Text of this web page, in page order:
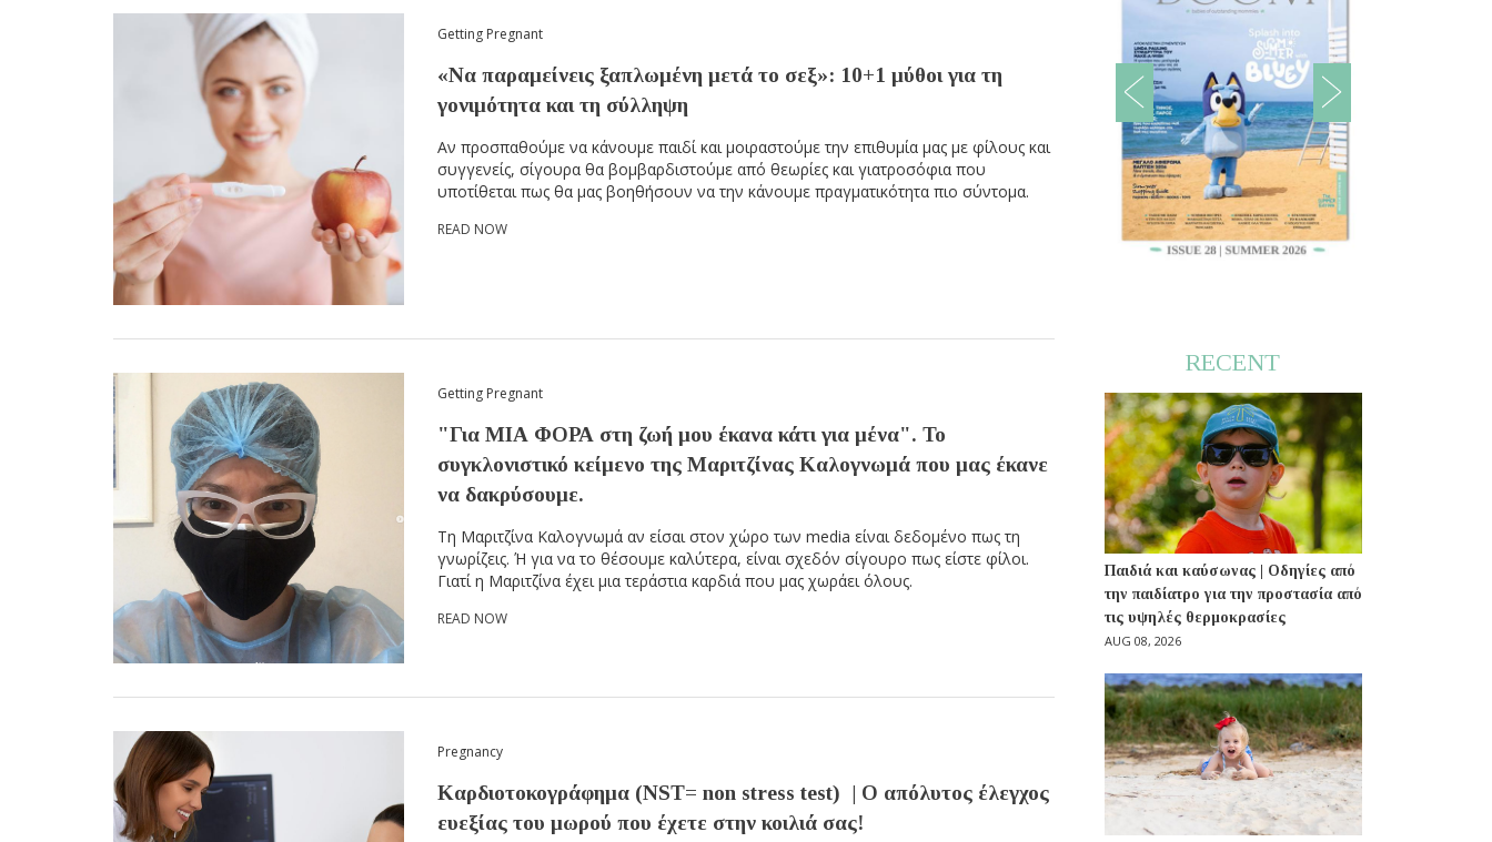
Getting Pregnant
«Να παραμείνεις ξαπλωμένη μετά το σεξ»: 10+1 μύθοι για τη
γονιμότητα και τη σύλληψη
Αν προσπαθούμε να κάνουμε παιδί και μοιραστούμε την επιθυμία μας με φίλους και
συγγενείς, σίγουρα θα βομβαρδιστούμε από θεωρίες και γιατροσόφια που
υποτίθεται πως θα μας βοηθήσουν να την κάνουμε πραγματικότητα πιο σύντομα.
READ NOW
Getting Pregnant
"Για ΜΙΑ ΦΟΡΑ στη ζωή μου έκανα κάτι για μένα". Το
συγκλονιστικό κείμενο της Μαριτζίνας Καλογνωμά που μας έκανε
να δακρύσουμε.
Τη Μαριτζίνα Καλογνωμά αν είσαι στον χώρο των media είναι δεδομένο πως τη
γνωρίζεις. Ή για να το θέσουμε καλύτερα, είναι σχεδόν σίγουρο πως είστε φίλοι.
Γιατί η Μαριτζίνα έχει μια τεράστια καρδιά που μας χωράει όλους.
READ NOW
Pregnancy
Καρδιοτοκογράφημα (NST= non stress test) | Ο απόλυτος έλεγχος
ευεξίας του μωρού που έχετε στην κοιλιά σας!
RECENT
Παιδιά και καύσωνας | Οδηγίες από
την παιδίατρο για την προστασία από
τις υψηλές θερμοκρασίες
AUG 08, 2026